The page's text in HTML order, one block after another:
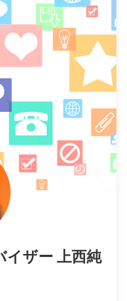
ザー 上西純